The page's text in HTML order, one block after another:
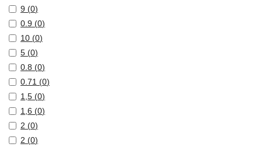
9 (0)
0.9 (0)
10 (0)
5 (0)
0.8 (0)
0.71 (0)
1,5 (0)
1,6 (0)
2 (0)
2 (0)